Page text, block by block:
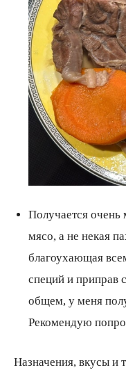
Получается очень
мясо, а не некая
благоухающая
специй и приправ
общем, у меня
Рекомендую
Назначения, вкусы и